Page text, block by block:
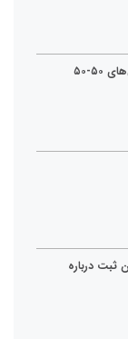
ثبت درباره